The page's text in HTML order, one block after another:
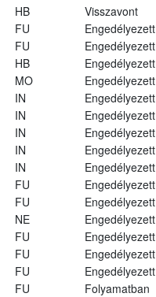
HB Visszavont
FU Engedélyezett
FU
Engedélyezett
HB Engedélyezett
MO Engedélyezett
IN Engedélyezett
IN Engedélyezett
IN Engedélyezett
IN Engedélyezett
IN Engedélyezett
FU Engedélyezett
FU Engedélyezett
NE Engedélyezett
FU Engedélyezett
FU Engedélyezett
FU Engedélyezett
FU Folyamatban